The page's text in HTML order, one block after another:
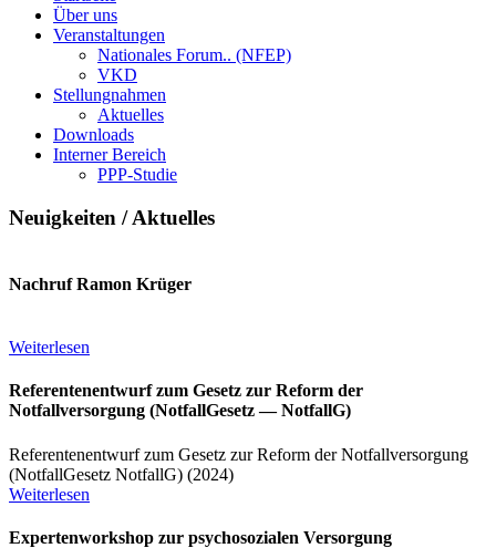
Über uns
Veranstaltungen
Nationales Forum.. (NFEP)
VKD
Stellungnahmen
Aktuelles
Downloads
Interner Bereich
PPP-Studie
Neuigkeiten / Aktuelles
Nachruf Ramon Krüger
Weiterlesen
Referentenentwurf zum Gesetz zur Reform der
Notfallversorgung (NotfallGesetz — NotfallG)
Referentenentwurf zum Gesetz zur Reform der Notfallversorgung
(NotfallGesetz NotfallG) (2024)
Weiterlesen
Expertenworkshop zur psychosozialen Versorgung